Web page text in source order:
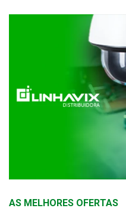
AS MELHORES OFERTAS